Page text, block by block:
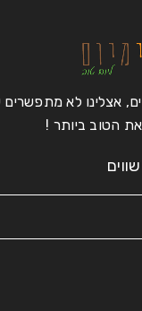
אצלינו לא מתפשרים
הטוב ביותר !